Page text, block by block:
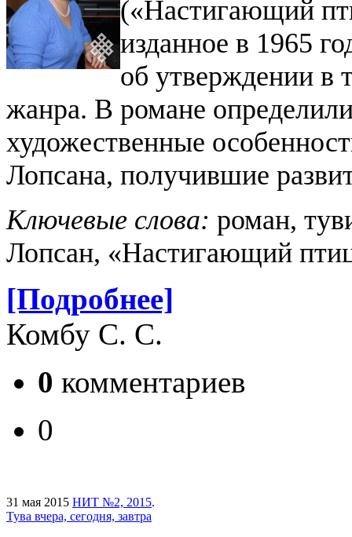
(«Настигающий
изданное в 1965
об утверждении в
жанра. В романе
художественные
Лопсана, получившие
Ключевые слова: роман,
Лопсан, «Настигающий
[Подробнее]
Комбу С. С.
0 комментариев
0
31 мая 2015 НИТ №2, 2015.
Тува вчера, сегодня, завтра